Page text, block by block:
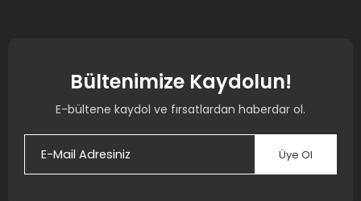
Bültenimize Kaydolun!
E-bültene kaydol ve fırsatlardan haberdar ol.
Üye Ol